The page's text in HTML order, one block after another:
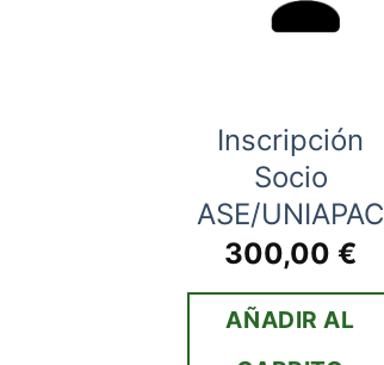
Inscripción
Socio
ASE/UNIAPAC
300,00 €
AÑADIR AL